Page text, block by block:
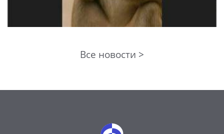
Все новости >